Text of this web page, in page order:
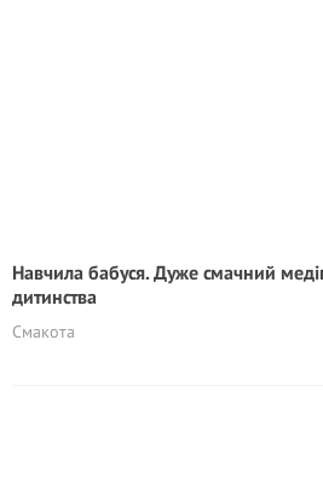
Навчила бабуся. Дуже смачний
дитинства
Смакота